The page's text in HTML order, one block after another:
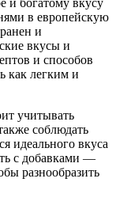
в европейскую
и
вкусы и
и способов
как легким и
учитывать
соблюдать
идеального вкуса
с добавками —
разнообразить